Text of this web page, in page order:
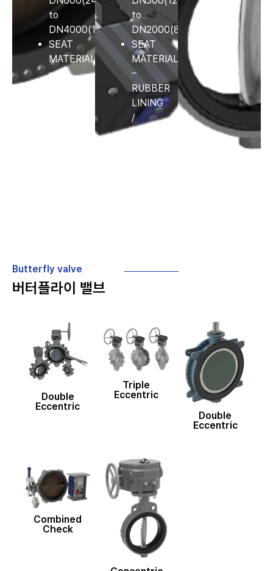
to
DN4000(160″)
SEAT
MATERIAL
–
METAL+Graphite,Teflon
to
DN2000(80″)
SEAT
MATERIAL
–
RUBBER
LINING
/
METAL+Graphite,Teflon
Butterfly valve
버터플라이 밸브
Double
Eccentric
Triple
Eccentric
Double
Eccentric
Combined
Check